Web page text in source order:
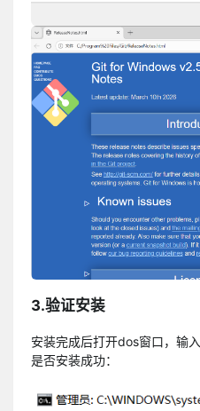
3.验证安装
安装完成后打开dos窗口，输入
是否安装成功：